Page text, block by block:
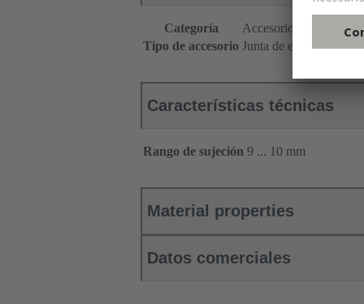
Categoría
Accesorios
Tipo de accesorio Junta de entrada de
Características técnicas
Rango de sujeción 9 ... 10 mm
Material properties
Datos comerciales